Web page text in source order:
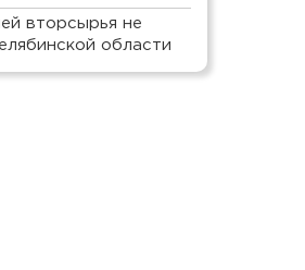
вторсырья не
области